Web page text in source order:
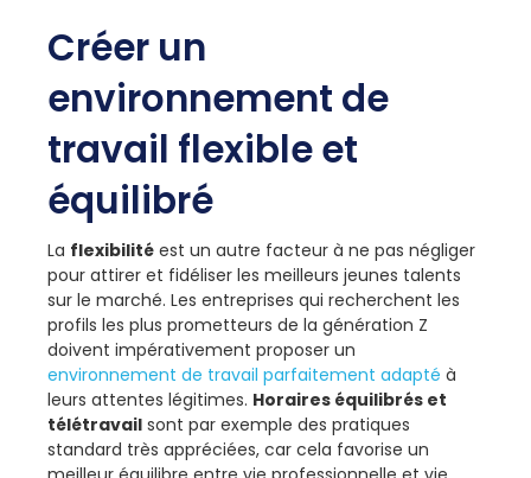
Créer un
environnement de
travail flexible et
équilibré
La flexibilité est un autre facteur à ne pas négliger
pour attirer et fidéliser les meilleurs jeunes talents
sur le marché. Les entreprises qui recherchent les
profils les plus prometteurs de la génération Z
doivent impérativement proposer un
environnement de travail parfaitement adapté à
leurs attentes légitimes. Horaires équilibrés et
télétravail sont par exemple des pratiques
standard très appréciées, car cela favorise un